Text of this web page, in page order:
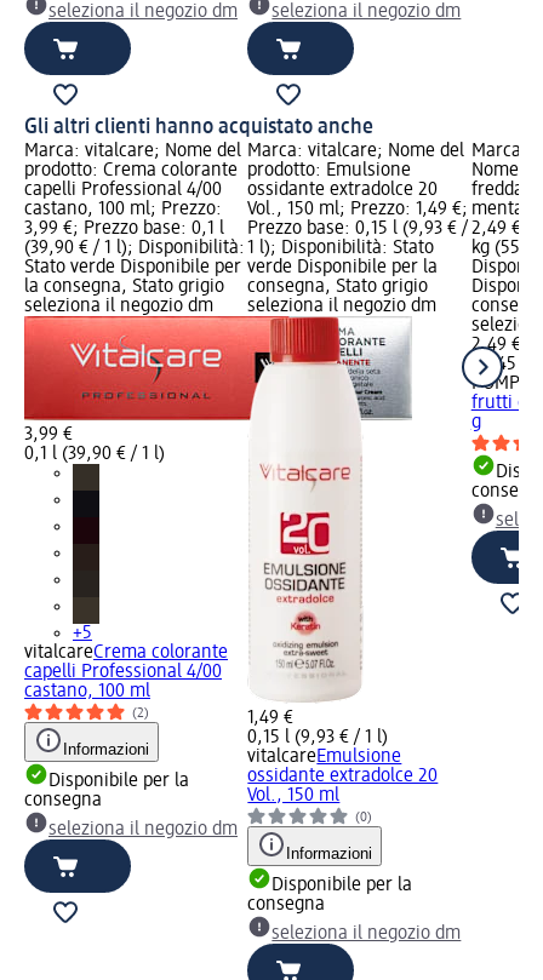
seleziona il negozio dm
seleziona il negozio dm
Gli altri clienti hanno acquistato anche
Marca: vitalcare; Nome del
prodotto: Crema colorante
capelli Professional 4/00
castano, 100 ml; Prezzo:
3,99 €; Prezzo base: 0,1 l
(39,90 € / 1 l); Disponibilità:
Stato verde Disponibile per
la consegna, Stato grigio
seleziona il negozio dm
3,99 €
0,1 l (39,90 € / 1 l)
+5
vitalcareCrema colorante
capelli Professional 4/00
castano, 100 ml
(2)
Informazioni
Disponibile per la
consegna
seleziona il negozio dm
Marca: vitalcare; Nome del
prodotto: Emulsione
ossidante extradolce 20
Vol., 150 ml; Prezzo: 1,49 €;
Prezzo base: 0,15 l (9,93 € /
1 l); Disponibilità: Stato
verde Disponibile per la
consegna, Stato grigio
seleziona il negozio dm
1,49 €
0,15 l (9,93 € / 1 l)
vitalcareEmulsione
ossidante extradolce 20
Vol., 150 ml
(0)
Informazioni
Disponibile per la
consegna
seleziona il negozio dm
Marca:
Nome
fredda
menta,
2,49 €;
kg
2,49 €
0,045
frutti di
g